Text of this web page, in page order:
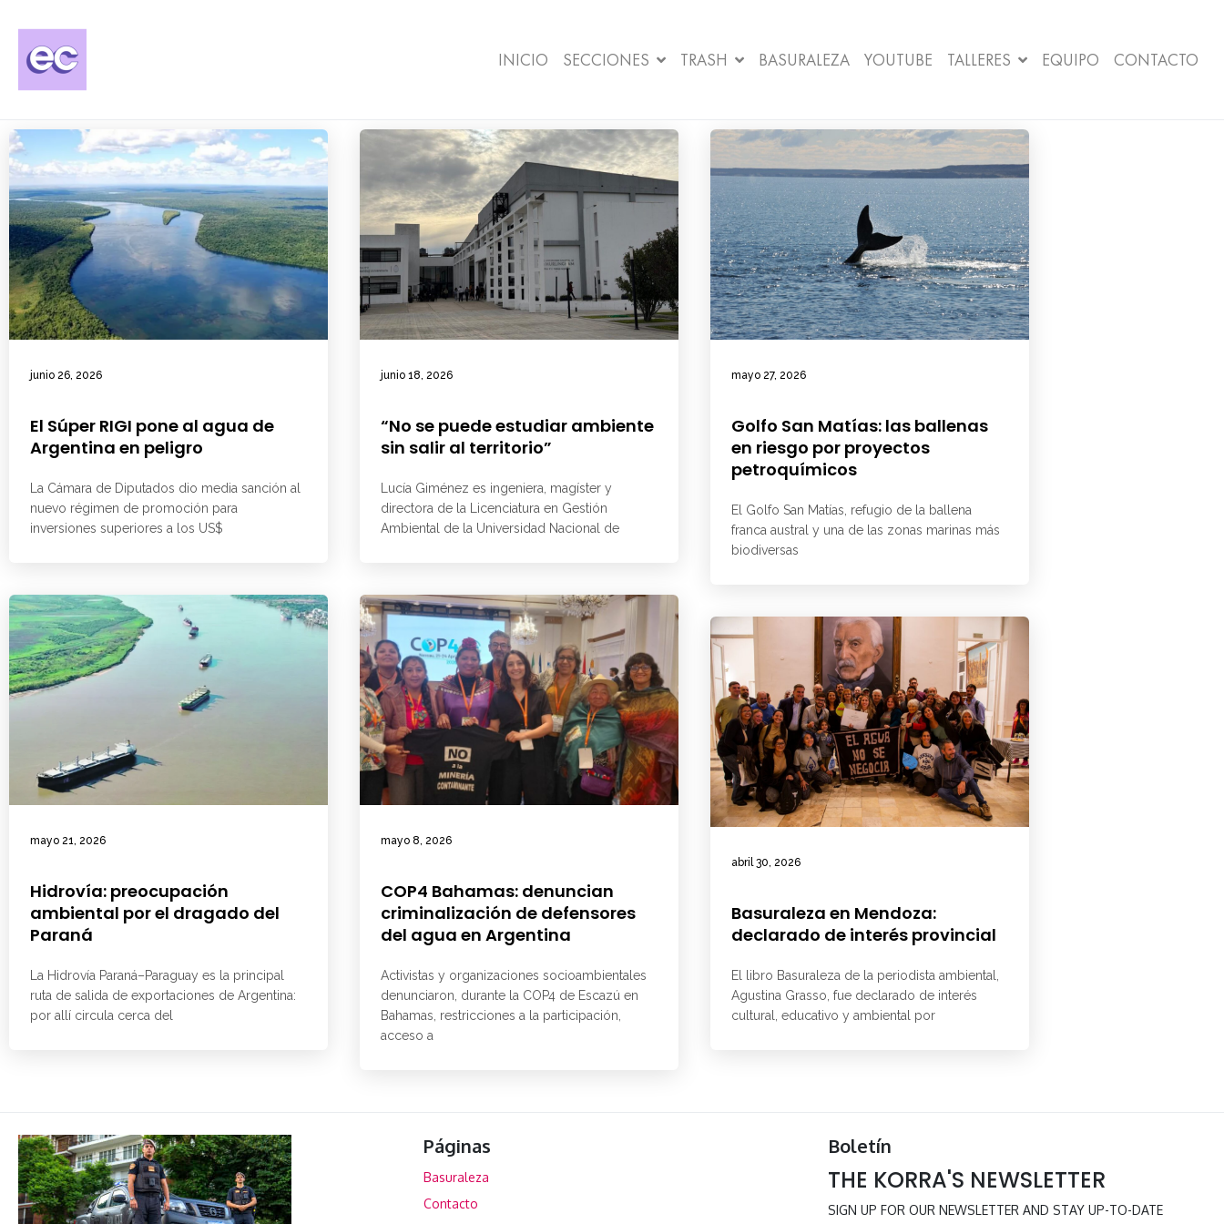
INICIO SECCIONES TRASH BASURALEZA YOUTUBE TALLERES EQUIPO CONTACTO
junio 26, 2026
El Súper RIGI pone al agua de
Argentina en peligro
La Cámara de Diputados dio media sanción al
nuevo régimen de promoción para
inversiones superiores a los US$
junio 18, 2026
“No se puede estudiar ambiente
sin salir al territorio”
Lucía Giménez es ingeniera, magíster y
directora de la Licenciatura en Gestión
Ambiental de la Universidad Nacional de
mayo 27, 2026
Golfo San Matías: las ballenas
en riesgo por proyectos
petroquímicos
El Golfo San Matías, refugio de la ballena
franca austral y una de las zonas marinas más
biodiversas
mayo 21, 2026
Hidrovía: preocupación
ambiental por el dragado del
Paraná
La Hidrovía Paraná–Paraguay es la principal
ruta de salida de exportaciones de Argentina:
por allí circula cerca del
mayo 8, 2026
COP4 Bahamas: denuncian
criminalización de defensores
del agua en Argentina
Activistas y organizaciones socioambientales
denunciaron, durante la COP4 de Escazú en
Bahamas, restricciones a la participación,
acceso a
abril 30, 2026
Basuraleza en Mendoza:
declarado de interés provincial
El libro Basuraleza de la periodista ambiental,
Agustina Grasso, fue declarado de interés
cultural, educativo y ambiental por
Páginas
Basuraleza
Contacto
Boletín
THE KORRA'S NEWSLETTER
SIGN UP FOR OUR NEWSLETTER AND STAY UP-TO-DATE